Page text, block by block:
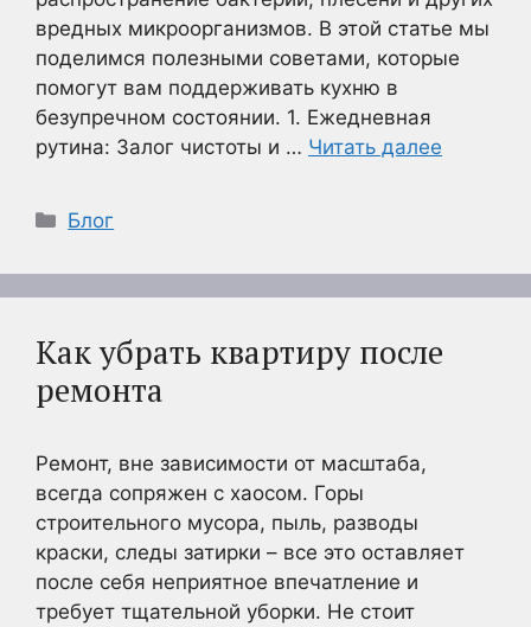
вредных микроорганизмов. В этой статье мы
поделимся полезными советами, которые
помогут вам поддерживать кухню в
безупречном состоянии. 1. Ежедневная
рутина: Залог чистоты и … Читать далее
Рубрики
Блог
Как убрать квартиру после
ремонта
Ремонт, вне зависимости от масштаба,
всегда сопряжен с хаосом. Горы
строительного мусора, пыль, разводы
краски, следы затирки – все это оставляет
после себя неприятное впечатление и
требует тщательной уборки. Не стоит